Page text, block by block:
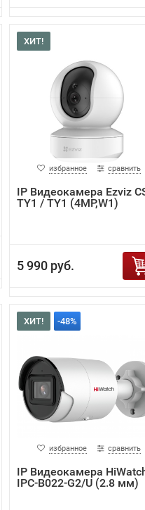
ХИТ!
избранное сравнить
IP Видеокамера Ezviz
TY1 / TY1 (4MP,W1)
5 990 руб.
ХИТ! -48%
избранное сравнить
IP Видеокамера
IPC-B022-G2/U (2.8 мм)